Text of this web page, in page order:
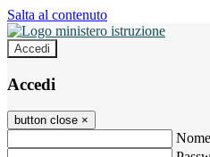
Salta al contenuto
Accedi
Accedi
button close ×